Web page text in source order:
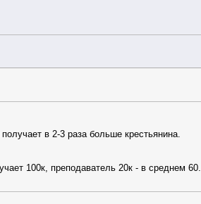
в 2-3 раза больше крестьянина.
100к, преподаватель 20к - в среднем 60.